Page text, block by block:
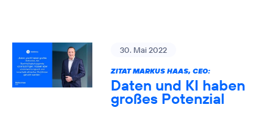
30. Mai 2022
ZITAT MARKUS HAAS, CEO:
Daten und KI haben
großes Potenzial